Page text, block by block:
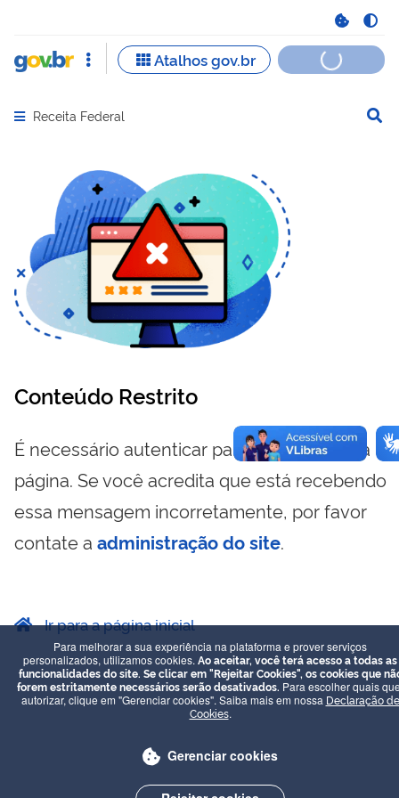
Abrir menu principal de navegação
Receita Federal
Conteúdo Restrito
É necessário autenticar para visualizar essa
página. Se você acredita que está recebendo
essa mensagem incorretamente, por favor
contate a administração do site.
Ir para a página inicial
Para melhorar a sua experiência na plataforma e prover serviços
personalizados, utilizamos cookies. Ao aceitar, você terá acesso a todas as
funcionalidades do site. Se clicar em "Rejeitar Cookies", os cookies que
forem estritamente necessários serão desativados. Para escolher quais
autorizar, clique em "Gerenciar cookies". Saiba mais em nossa Declaração de
Cookies.
Gerenciar cookies